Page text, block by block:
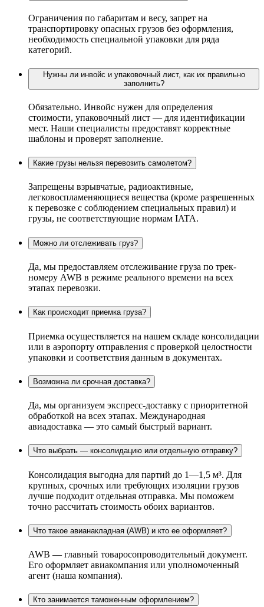
Ограничения по габаритам и весу, запрет на
транспортировку опасных грузов без оформления,
необходимость специальной упаковки для ряда
категорий.
Нужны ли инвойс и упаковочный лист, как их правильно
заполнить?
Обязательно. Инвойс нужен для определения
стоимости, упаковочный лист — для идентификации
мест. Наши специалисты предоставят корректные
шаблоны и проверят заполнение.
Какие грузы нельзя перевозить самолетом?
Запрещены взрывчатые, радиоактивные,
легковоспламеняющиеся вещества (кроме разрешенных
к перевозке с соблюдением специальных правил) и
грузы, не соответствующие нормам IATA.
Можно ли отслеживать груз?
Да, мы предоставляем отслеживание груза по трек-
номеру AWB в режиме реального времени на всех
этапах перевозки.
Как происходит приемка груза?
Приемка осуществляется на нашем складе консолидации
или в аэропорту отправления с проверкой целостности
упаковки и соответствия данным в документах.
Возможна ли срочная доставка?
Да, мы организуем экспресс-доставку с приоритетной
обработкой на всех этапах. Международная
авиадоставка — это самый быстрый вариант.
Что выбрать — консолидацию или отдельную отправку?
Консолидация выгодна для партий до 1—1,5 м³. Для
крупных, срочных или требующих изоляции грузов
лучше подходит отдельная отправка. Мы поможем
точно рассчитать стоимость обоих вариантов.
Что такое авианакладная (AWB) и кто ее оформляет?
AWB — главный товаросопроводительный документ.
Его оформляет авиакомпания или уполномоченный
агент (наша компания).
Кто занимается таможенным оформлением?